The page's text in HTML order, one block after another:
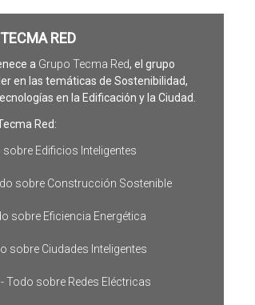
RED
a Grupo Tecma Red, el grupo
en las temáticas de Sostenibilidad,
en la Edificación y la Ciudad.
Red:
sobre Edificios Inteligentes
sobre Construcción Sostenible
sobre Eficiencia Energética
sobre Ciudades Inteligentes
- Todo sobre Redes Eléctricas